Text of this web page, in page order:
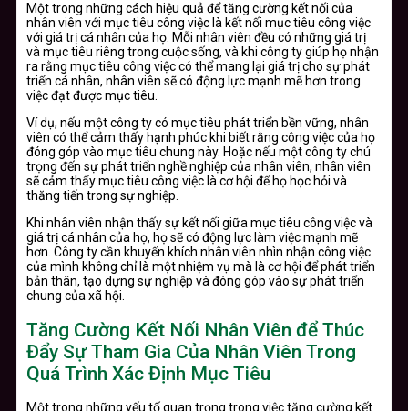
Một trong những cách hiệu quả để tăng cường kết nối của
nhân viên với mục tiêu công việc là kết nối mục tiêu công việc
với giá trị cá nhân của họ. Mỗi nhân viên đều có những giá trị
và mục tiêu riêng trong cuộc sống, và khi công ty giúp họ nhận
ra rằng mục tiêu công việc có thể mang lại giá trị cho sự phát
triển cá nhân, nhân viên sẽ có động lực mạnh mẽ hơn trong
việc đạt được mục tiêu.
Ví dụ, nếu một công ty có mục tiêu phát triển bền vững, nhân
viên có thể cảm thấy hạnh phúc khi biết rằng công việc của họ
đóng góp vào mục tiêu chung này. Hoặc nếu một công ty chú
trọng đến sự phát triển nghề nghiệp của nhân viên, nhân viên
sẽ cảm thấy mục tiêu công việc là cơ hội để họ học hỏi và
thăng tiến trong sự nghiệp.
Khi nhân viên nhận thấy sự kết nối giữa mục tiêu công việc và
giá trị cá nhân của họ, họ sẽ có động lực làm việc mạnh mẽ
hơn. Công ty cần khuyến khích nhân viên nhìn nhận công việc
của mình không chỉ là một nhiệm vụ mà là cơ hội để phát triển
bản thân, tạo dựng sự nghiệp và đóng góp vào sự phát triển
chung của xã hội.
Tăng Cường Kết Nối Nhân Viên để Thúc
Đẩy Sự Tham Gia Của Nhân Viên Trong
Quá Trình Xác Định Mục Tiêu
Một trong những yếu tố quan trọng trong việc tăng cường kết